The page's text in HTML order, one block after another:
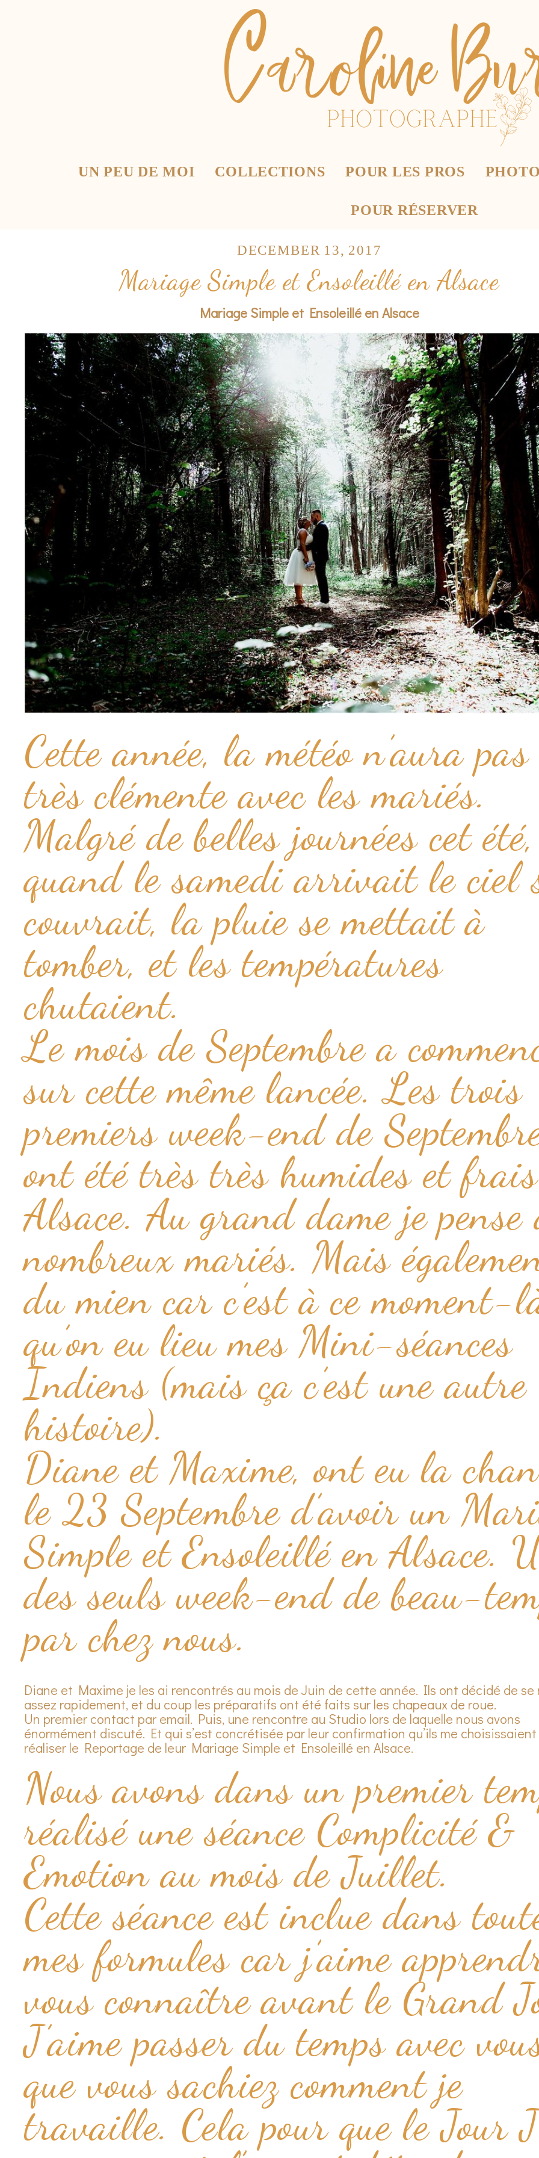
UN PEU DE MOI COLLECTIONS POUR LES PROS
POUR RÉSERVER
DECEMBER 13, 2017
Mariage Simple et Ensoleillé en Alsace
Mariage Simple et Ensoleillé en Alsace
Cette année, la météo n’aura pas
très clémente avec les mariés.
Malgré de belles journées cet été,
quand le samedi arrivait le ciel
couvrait, la pluie se mettait à
tomber, et les températures
chutaient.
Le mois de Septembre a
sur cette même lancée. Les trois
premiers week-end de
ont été très très humides et
Alsace. Au grand dame je pense
nombreux mariés. Mais
du mien car c’est à ce moment-
qu’on eu lieu mes Mini-séances
Indiens (mais ça c’est une autre
histoire).
Diane et Maxime, ont eu la
le 23 Septembre d’avoir un
Simple et Ensoleillé en Alsace.
des seuls week-end de beau-
par chez nous.
Diane et Maxime je les ai rencontrés au mois de Juin de cette année. Ils ont décidé de se
assez rapidement, et du coup les préparatifs ont été faits sur les chapeaux de roue.
Un premier contact par email. Puis, une rencontre au Studio lors de laquelle nous avons
énormément discuté. Et qui s’est concrétisée par leur confirmation qu’ils me
réaliser le Reportage de leur Mariage Simple et Ensoleillé en Alsace.
Nous avons dans un premier
réalisé une séance Complicité &
Emotion au mois de Juillet.
Cette séance est inclue dans
mes formules car j’aime
vous connaître avant le Grand
J’aime passer du temps avec
que vous sachiez comment je
travaille. Cela pour que le Jour J